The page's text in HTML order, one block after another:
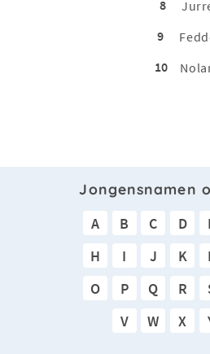
8
9
10
Jongensnamen
A B C D
H
I J K
O
P Q R
V
W X